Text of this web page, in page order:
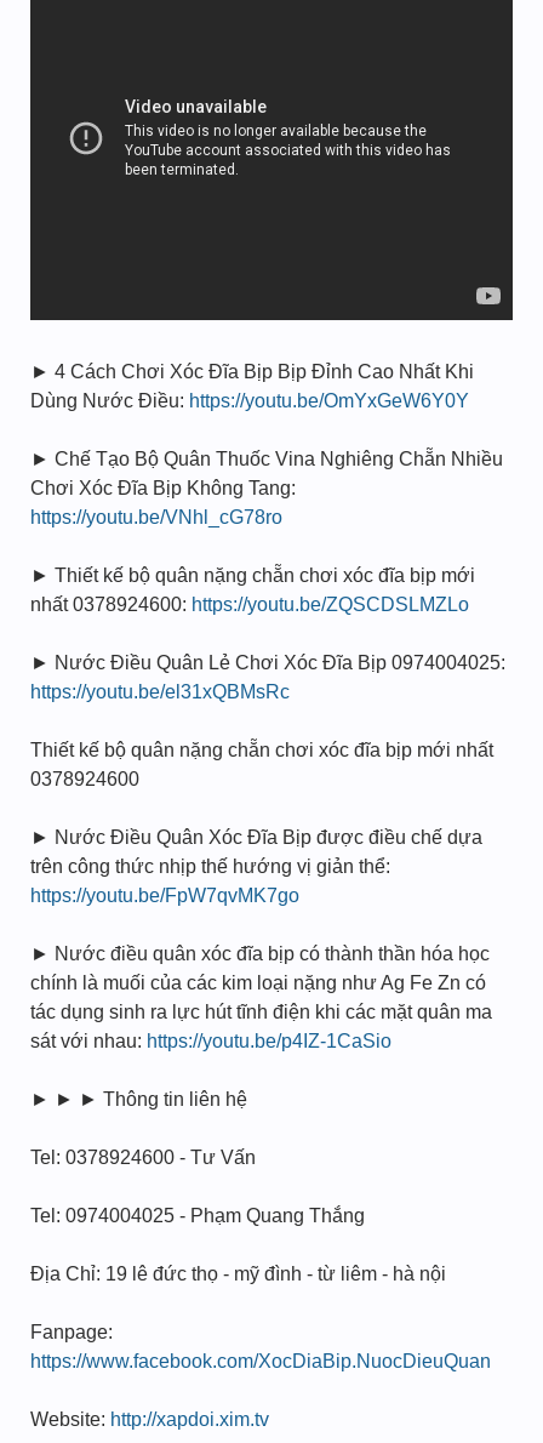
► 4 Cách Chơi Xóc Đĩa Bịp Bịp Đỉnh Cao Nhất Khi
Dùng Nước Điều: https://youtu.be/OmYxGeW6Y0Y
► Chế Tạo Bộ Quân Thuốc Vina Nghiêng Chẵn Nhiều
Chơi Xóc Đĩa Bịp Không Tang:
https://youtu.be/VNhl_cG78ro
► Thiết kế bộ quân nặng chẵn chơi xóc đĩa bịp mới
nhất 0378924600: https://youtu.be/ZQSCDSLMZLo
► Nước Điều Quân Lẻ Chơi Xóc Đĩa Bịp 0974004025:
https://youtu.be/el31xQBMsRc
Thiết kế bộ quân nặng chẵn chơi xóc đĩa bịp mới nhất
0378924600
► Nước Điều Quân Xóc Đĩa Bịp được điều chế dựa
trên công thức nhịp thế hướng vị giản thể:
https://youtu.be/FpW7qvMK7go
► Nước điều quân xóc đĩa bịp có thành thần hóa học
chính là muối của các kim loại nặng như Ag Fe Zn có
tác dụng sinh ra lực hút tĩnh điện khi các mặt quân ma
sát với nhau: https://youtu.be/p4IZ-1CaSio
► ► ► Thông tin liên hệ
Tel: 0378924600 - Tư Vấn
Tel: 0974004025 - Phạm Quang Thắng
Địa Chỉ: 19 lê đức thọ - mỹ đình - từ liêm - hà nội
Fanpage:
https://www.facebook.com/XocDiaBip.NuocDieuQuan
Website: http://xapdoi.xim.tv